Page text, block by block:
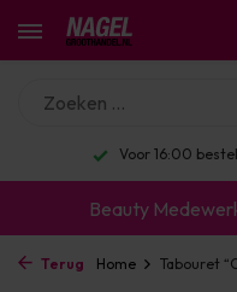
Voor 16:00
Beauty
Terug Home Tabouret